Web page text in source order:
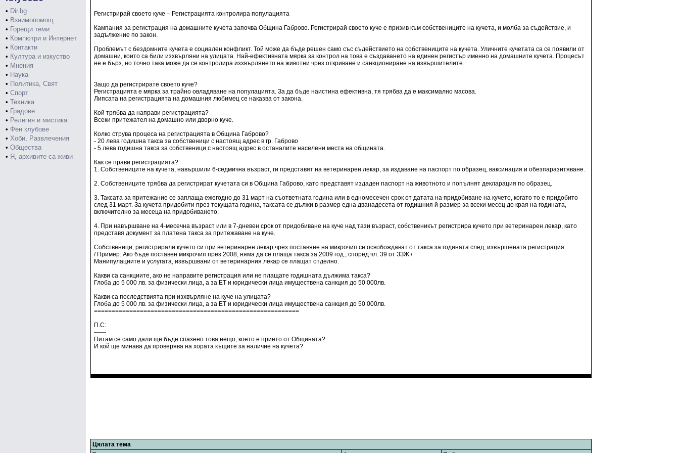
• Dir.bg
• Взаимопомощ
• Горещи теми
• Компютри и Интернет
• Контакти
• Култура и изкуство
• Мнения
• Наука
• Политика, Свят
• Спорт
• Техника
• Градове
• Религия и мистика
• Фен клубове
• Хоби, Развлечения
• Общества
• Я, архивите са живи
Регистрирай своето куче – Регистрацията контролира популацията
Кампания за регистрация на домашните кучета започва Община Габрово. Регистрирай своето куче е призив към собствениците на кучета, и молба за съдействие, и
задължение по закон.
Проблемът с бездомните кучета е социален конфликт. Той може да бъде решен само със съдействието на собствениците на кучета. Уличните кучетата са се появили от
домашни, които са били изхвърляни на улицата. Най-ефективната мярка за контрол на това е създаването на единен регистър именно на домашните кучета. Процесът
не е бърз, но точно така може да се контролира изхвърлянето на животни чрез откриване и санкциониране на извършителите.
Защо да регистрирате своето куче?
Регистрацията е мярка за трайно овладяване на популацията. За да бъде наистина ефективна, тя трябва да е максимално масова.
Липсата на регистрацията на домашния любимец се наказва от закона.
Кой трябва да направи регистрацията?
Всеки притежател на домашно или дворно куче.
Колко струва процеса на регистрацията в Община Габрово?
- 20 лева годишна такса за собственици с настоящ адрес в гр. Габрово
- 5 лева годишна такса за собственици с настоящ адрес в останалите населени места на общината.
Как се прави регистрацията?
1. Собствениците на кучета, навършили 6-седмична възраст, ги представят на ветеринарен лекар, за издаване на паспорт по образец, ваксинация и обезпаразитяване.
2. Собствениците трябва да регистрират кучетата си в Община Габрово, като представят издаден паспорт на животното и попълнят декларация по образец.
3. Таксата за притежание се заплаща ежегодно до 31 март на съответната година или в едномесечен срок от датата на придобиване на кучето, когато то е придобито
след 31 март. За кучета придобити през текущата година, таксата се дължи в размер една дванадесета от годишния й размер за всеки месец до края на годината,
включително за месеца на придобиването.
4. При навършване на 4-месечна възраст или в 7-дневен срок от придобиване на куче над тази възраст, собственикът регистрира кучето при ветеринарен лекар, като
представя документ за платена такса за притежаване на куче.
Собственици, регистрирали кучето си при ветеринарен лекар чрез поставяне на микрочип се освобождават от такса за годината след, извършената регистрация.
/ Пример: Ако бъде поставен микрочип през 2008, няма да се плаща такса за 2009 год., според чл. 39 от ЗЗЖ /
Манипулациите и услугата, извършвани от ветеринарния лекар се плащат отделно.
Какви са санкциите, ако не направите регистрация или не плащате годишната дължима такса?
Глоба до 5 000 лв. за физически лица, а за ЕТ и юридически лица имуществена санкция до 50 000лв.
Какви са последствията при изхвърляне на куче на улицата?
Глоба до 5 000 лв. за физически лица, а за ЕТ и юридически лица имуществена санкция до 50 000лв.
==========================================================
П.С:
------
Питам се само дали ще бъде спазено това нещо, което е прието от Общината?
И кой ще минава да проверява на хората къщите за наличие на кучета?
Цялата тема